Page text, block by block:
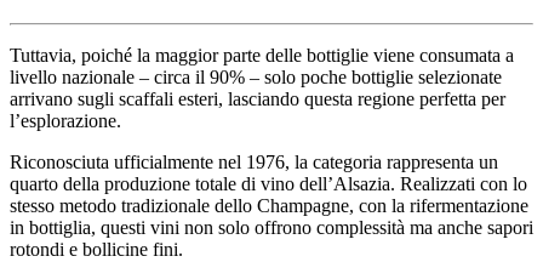
Tuttavia, poiché la maggior parte delle bottiglie viene consumata a
livello nazionale – circa il 90% – solo poche bottiglie selezionate
arrivano sugli scaffali esteri, lasciando questa regione perfetta per
l’esplorazione.
Riconosciuta ufficialmente nel 1976, la categoria rappresenta un
quarto della produzione totale di vino dell’Alsazia. Realizzati con lo
stesso metodo tradizionale dello Champagne, con la rifermentazione
in bottiglia, questi vini non solo offrono complessità ma anche sapori
rotondi e bollicine fini.